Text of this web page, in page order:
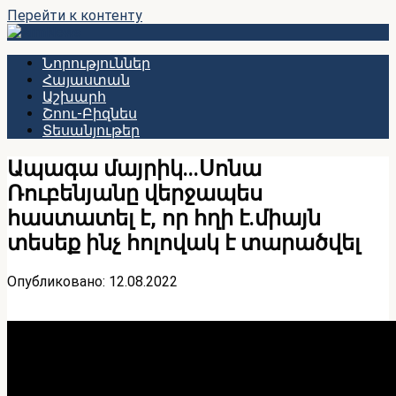
Перейти к контенту
Նորություններ
Հայաստան
Աշխարհ
Շոու-Բիզնես
Տեսանյութեր
Ապագա մայրիկ․․․Սոնա
Ռուբենյանը վերջապես
հաստատել է, որ հղի է․միայն
տեսեք ինչ հոլովակ է տարածվել
Опубликовано: 12.08.2022